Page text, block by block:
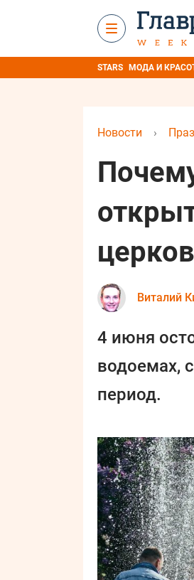
STARS МОДА И
Новости ›
Виталий
4 июня
водоемах,
период.